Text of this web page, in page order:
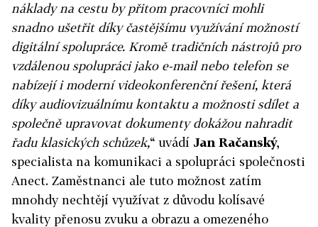
náklady na cestu by přitom pracovníci mohli
snadno ušetřit díky častějšímu využívání možností
digitální spolupráce. Kromě tradičních nástrojů pro
vzdálenou spolupráci jako e-mail nebo telefon se
nabízejí i moderní videokonferenční řešení, která
díky audiovizuálnímu kontaktu a možnosti sdílet a
společně upravovat dokumenty dokážou nahradit
řadu klasických schůzek,“ uvádí Jan Račanský,
specialista na komunikaci a spolupráci společnosti
Anect. Zaměstnanci ale tuto možnost zatím
mnohdy nechtějí využívat z důvodu kolísavé
kvality přenosu zvuku a obrazu a omezeného